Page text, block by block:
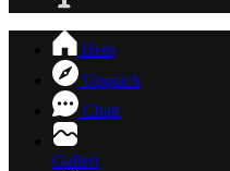
Hem
Upptäck
Chatt
Galleri